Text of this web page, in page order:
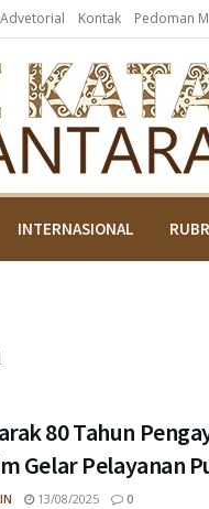
Kontak Pedoman
INTERNASIONAL
80 Tahun
Gelar Pelayanan
13/08/2025 0